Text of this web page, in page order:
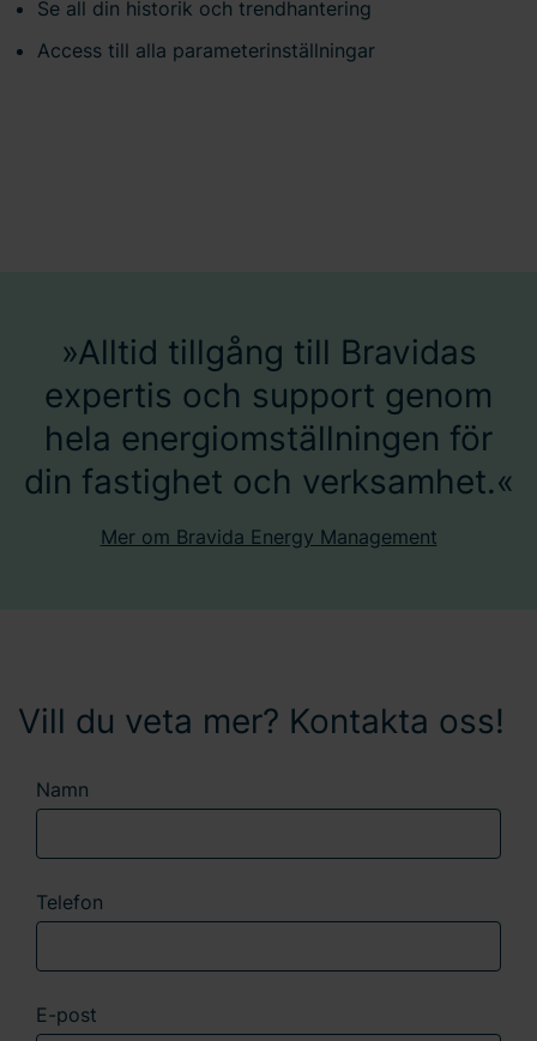
Se all din historik och trendhantering
Access till alla parameterinställningar
Alltid tillgång till Bravidas
expertis och support genom
hela energiomställningen för
din fastighet och verksamhet.
Mer om Bravida Energy Management
Vill du veta mer? Kontakta oss!
Namn
Telefon
E-post